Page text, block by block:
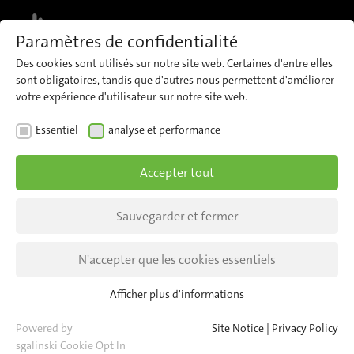
Perspectives
TOUTES LES NOUVELLES
Paramètres de confidentialité
Des cookies sont utilisés sur notre site web. Certaines d'entre elles
sont obligatoires, tandis que d'autres nous permettent d'améliorer
votre expérience d'utilisateur sur notre site web.
Essentiel analyse et performance
Accepter tout
Sauvegarder et fermer
N'accepter que les cookies essentiels
Les cookies essentiels sont nécessaires pour les fonctions de
base du site web. Cela permet de garantir le bon
Afficher plus d'informations
Powered by
sgalinski Cookie Opt In
Site Notice | Privacy Policy